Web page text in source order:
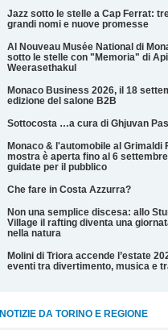
Jazz sotto le stelle a Cap Ferrat:
grandi nomi e nuove promesse
Al Nouveau Musée National di
sotto le stelle con "Memoria" di
Weerasethakul
Monaco Business 2026, il 18
edizione del salone B2B
Sottocosta …a cura di Ghjuvan
Monaco & l'automobile al Grimaldi
mostra è aperta fino al 6
guidate per il pubblico
Che fare in Costa Azzurra?
Non una semplice discesa: allo
Village il rafting diventa una
nella natura
Molini di Triora accende l’estate
eventi tra divertimento, musica e
NOTIZIE DA TORINO E REGIONE